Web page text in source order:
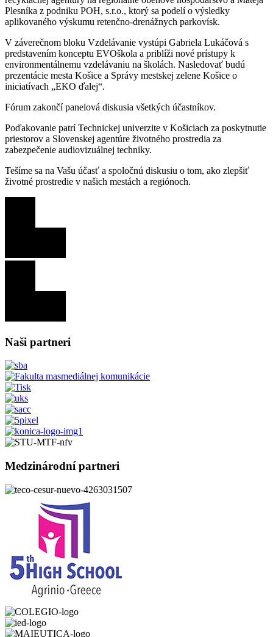
Plesníka z podniku POH, s.r.o., ktorý sa podelí o výsledky
aplikovaného výskumu retenčno-drenážnych parkovísk.
V záverečnom bloku Vzdelávanie vystúpi Gabriela Lukáčová s
predstavením konceptu EVOškola a priblíži nové prístupy k
environmentálnemu vzdelávaniu na školách. Nasledovať budú
prezentácie mesta Košice a Správy mestskej zelene Košice o
iniciatívach „EKO ďalej“.
Fórum zakončí panelová diskusia všetkých účastníkov.
Poďakovanie patrí Technickej univerzite v Košiciach za poskytnutie
priestorov a Slovenskej agentúre životného prostredia za
zabezpečenie audiovizuálnej techniky.
Tešíme sa na Vašu účasť a spoločnú diskusiu o tom, ako zlepšiť
životné prostredie v našich mestách a regiónoch.
Naši partneri
Medzinárodní partneri